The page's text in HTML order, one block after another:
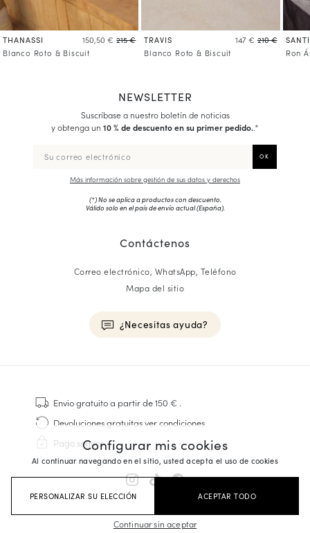
THANASSI 150,50 € 215 €
Blanco Roto & Biscuit
TRAVIS 147 € 210 €
Blanco Roto & Biscuit
Ron
Configurar mis cookies
Al continuar navegando en el sitio, usted acepta el uso de cookies
PERSONALIZAR SU ELECCIÓN ACEPTAR TODO
Continuar sin aceptar
NEWSLETTER
Suscríbase a nuestro boletín de noticias
y obtenga un 10 % de descuento en su primer pedido..*
Más información sobre gestión de sus datos y derechos
(*) No se aplica a productos con descuento.
Válido solo en el país de envío actual (España).
Contáctenos
Correo electrónico, WhatsApp, Teléfono
Mapa del sitio
¿Necesitas ayuda?
Zapatillas
Cosido Goodyear
Derbies y Richelieu
Zapatos Richelieu Hombre
Mocasines
Sandalias y Alpargatas
Maletines Business
Zapatillas Blancas Hombre
Envio gratuitoa partir de 150 € .
Devoluciones gratuitasver condiciones
Pago seguro